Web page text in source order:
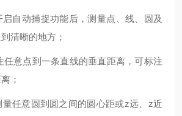
自动捕捉功能后，测量点、线、圆及
清晰的地方；
任意点到一条直线的垂直距离，可标注
；
任意圆到圆之间的圆心距或z远、z近